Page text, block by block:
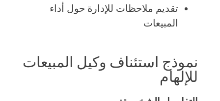
تقديم ملاحظات للإدارة حول أداء
المبيعات
نموذج استئناف وكيل المبيعات
للإلهام